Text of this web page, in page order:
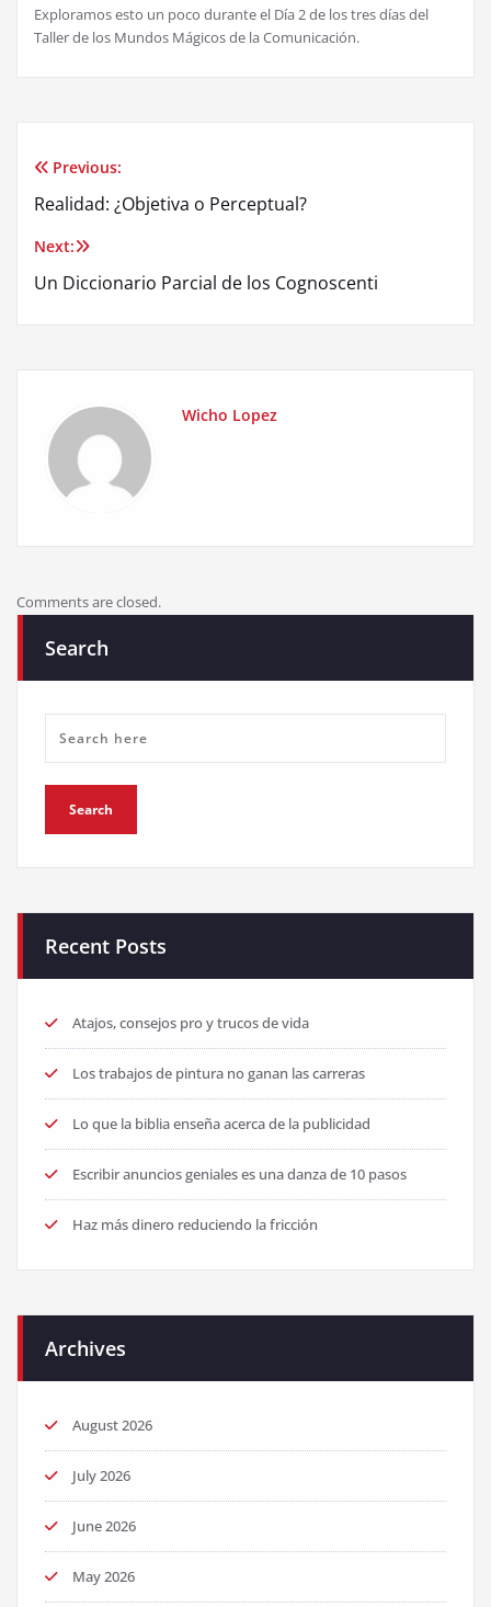
Exploramos esto un poco durante el Día 2 de los tres días del
Taller de los Mundos Mágicos de la Comunicación.
Post
navigation
Previous:
Realidad: ¿Objetiva o Perceptual?
Next:
Un Diccionario Parcial de los Cognoscenti
Wicho Lopez
Comments are closed.
Search
Recent Posts
Atajos, consejos pro y trucos de vida
Los trabajos de pintura no ganan las carreras
Lo que la biblia enseña acerca de la publicidad
Escribir anuncios geniales es una danza de 10 pasos
Haz más dinero reduciendo la fricción
Archives
August 2026
July 2026
June 2026
May 2026